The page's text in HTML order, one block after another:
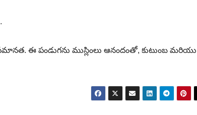
ఈ పండుగను ముస్లింలు ఆనందంతో, కుటుంబ మరియు